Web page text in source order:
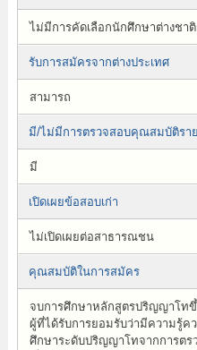
ไม่มีการคัดเลือกนักศึกษาต่างชา
รับการสมัครจากต่างประเทศ
สามารถ
มี/ไม่มีการตรวจสอบคุณสมบัติรา
มี
เปิดเผยข้อสอบเก่า
ไม่เปิดเผยต่อสาธารณชน
คุณสมบัติในการสมัคร
จบการศึกษาหลักสูตรปริญญาโท
ผู้ที่ได้รับการยอมรับว่ามีความรู้ค
ศึกษาระดับปริญญาโทจากการต